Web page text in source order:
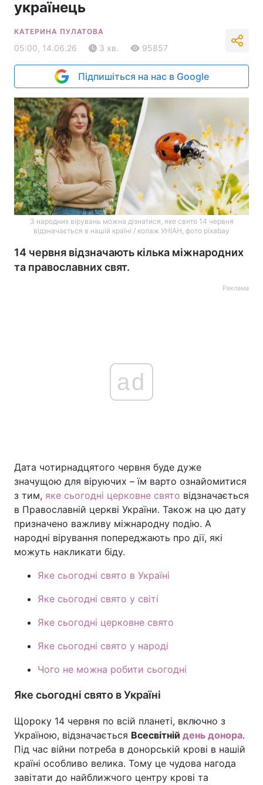
українець
КАТЕРИНА ПУЛАТОВА
05:00, 14.06.26 3 хв. 95857
Підпишіться на нас в Google
З народних вірувань можна дізнатися, яке свято 14 червня
відзначається в нашій країні / колаж УНІАН, фото pixabay
14 червня відзначають кілька міжнародних
та православних свят.
Реклама
ad
Дата чотирнадцятого червня буде дуже
значущою для віруючих – їм варто ознайомитися
з тим, яке сьогодні церковне свято відзначається
в Православній церкві України. Також на цю дату
призначено важливу міжнародну подію. А
народні вірування попереджають про дії, які
можуть накликати біду.
Яке сьогодні свято в Україні
Яке сьогодні свято у світі
Яке сьогодні церковне свято
Яке сьогодні свято у народі
Чого не можна робити сьогодні
Яке сьогодні свято в Україні
Щороку 14 червня по всій планеті, включно з
Україною, відзначається Всесвітній день донора.
Під час війни потреба в донорській крові в нашій
країні особливо велика. Тому це чудова нагода
завітати до найближчого центру крові та